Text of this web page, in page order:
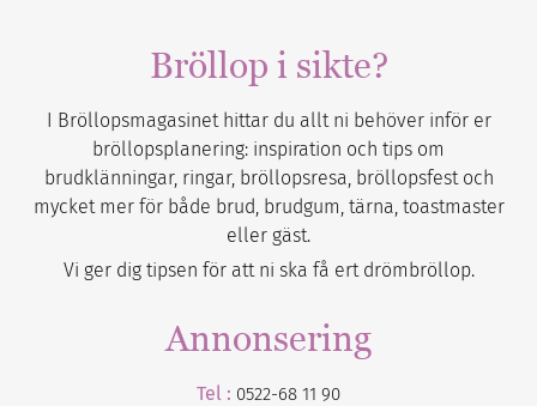
Bröllop i sikte?
I Bröllopsmagasinet hittar du allt ni behöver inför er
bröllopsplanering: inspiration och tips om
brudklänningar, ringar, bröllopsresa, bröllopsfest och
mycket mer för både brud, brudgum, tärna, toastmaster
eller gäst.
Vi ger dig tipsen för att ni ska få ert drömbröllop.
Annonsering
Tel : 0522-68 11 90